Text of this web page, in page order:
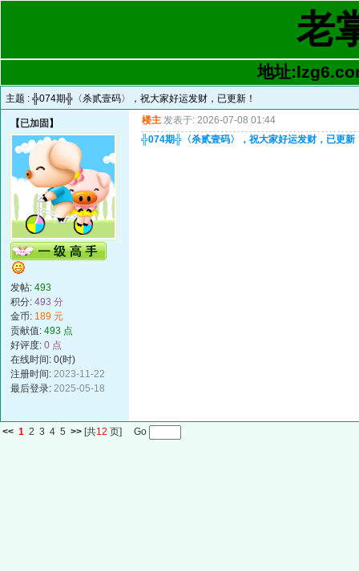
老
地址
主题 : ╬074期╬〈杀贰壹码〉，祝大家好运发财，已更新！
【已加固 】
发帖: 493
积分: 493 分
金币: 189 元
贡献值: 493 点
好评度: 0 点
在线时间: 0(时)
注册时间: 2023-11-22
最后登录: 2025-05-18
楼主 发表于: 2026-07-08 01:44
╬074期╬〈杀贰壹码〉，祝大家好运发财，已更新
<< 1 2 3 4 5 >> [共12 页] Go